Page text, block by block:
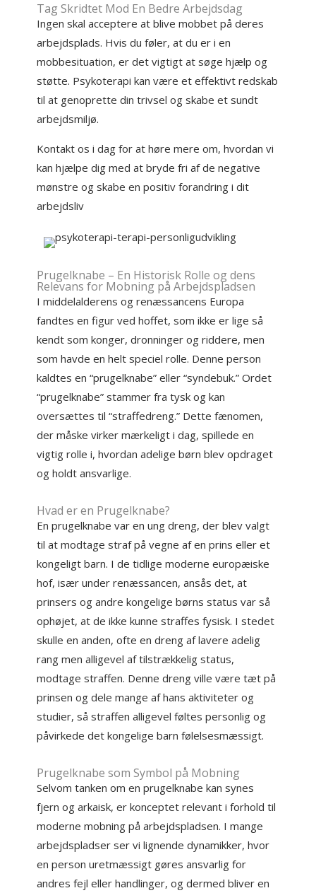
Tag Skridtet Mod En Bedre Arbejdsdag
Ingen skal acceptere at blive mobbet på deres
arbejdsplads. Hvis du føler, at du er i en
mobbesituation, er det vigtigt at søge hjælp og
støtte. Psykoterapi kan være et effektivt redskab
til at genoprette din trivsel og skabe et sundt
arbejdsmiljø.
Kontakt os i dag for at høre mere om, hvordan vi
kan hjælpe dig med at bryde fri af de negative
mønstre og skabe en positiv forandring i dit
arbejdsliv
Prugelknabe – En Historisk Rolle og dens
Relevans for Mobning på Arbejdspladsen
I middelalderens og renæssancens Europa
fandtes en figur ved hoffet, som ikke er lige så
kendt som konger, dronninger og riddere, men
som havde en helt speciel rolle. Denne person
kaldtes en “prugelknabe” eller “syndebuk.” Ordet
“prugelknabe” stammer fra tysk og kan
oversættes til “straffedreng.” Dette fænomen,
der måske virker mærkeligt i dag, spillede en
vigtig rolle i, hvordan adelige børn blev opdraget
og holdt ansvarlige.
Hvad er en Prugelknabe?
En prugelknabe var en ung dreng, der blev valgt
til at modtage straf på vegne af en prins eller et
kongeligt barn. I de tidlige moderne europæiske
hof, især under renæssancen, ansås det, at
prinsers og andre kongelige børns status var så
ophøjet, at de ikke kunne straffes fysisk. I stedet
skulle en anden, ofte en dreng af lavere adelig
rang men alligevel af tilstrækkelig status,
modtage straffen. Denne dreng ville være tæt på
prinsen og dele mange af hans aktiviteter og
studier, så straffen alligevel føltes personlig og
påvirkede det kongelige barn følelsesmæssigt.
Prugelknabe som Symbol på Mobning
Selvom tanken om en prugelknabe kan synes
fjern og arkaisk, er konceptet relevant i forhold til
moderne mobning på arbejdspladsen. I mange
arbejdspladser ser vi lignende dynamikker, hvor
en person uretmæssigt gøres ansvarlig for
andres fejl eller handlinger, og dermed bliver en